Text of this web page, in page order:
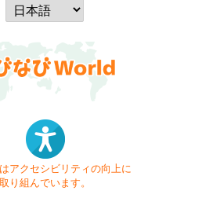
アクセシビリティの向上に
取り組んでいます。